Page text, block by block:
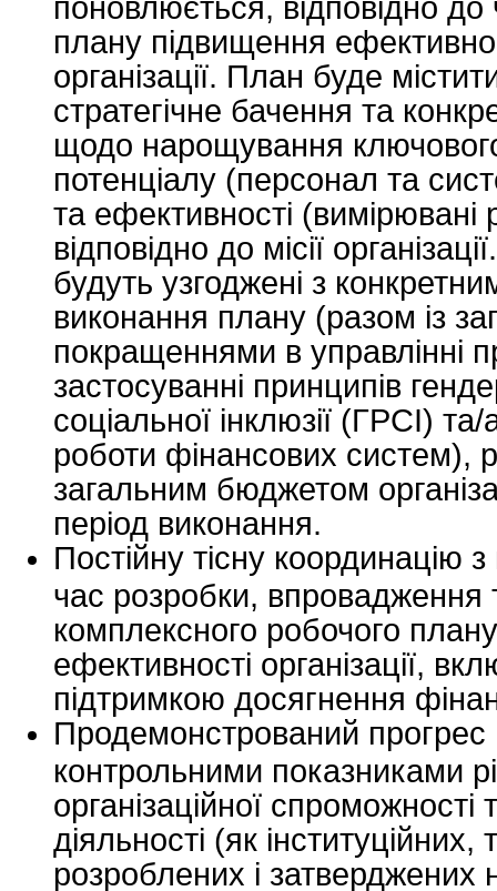
плану підвищення
організації. План буде
стратегічне бачення та
щодо нарощування
потенціалу (персонал та
та ефективності (вимірювані
відповідно до місії
будуть узгоджені з
виконання плану (разом із
покращеннями в управлінні
застосуванні принципів
соціальної інклюзії (ГРСІ)
роботи фінансових систем),
загальним бюджетом
період виконання.
Постійну тісну координацію
час розробки, впровадження
комплексного робочого
ефективності організації,
підтримкою досягнення
Продемонстрований прогрес
контрольними показниками
організаційної спроможності
діяльності (як
розроблених і затверджених